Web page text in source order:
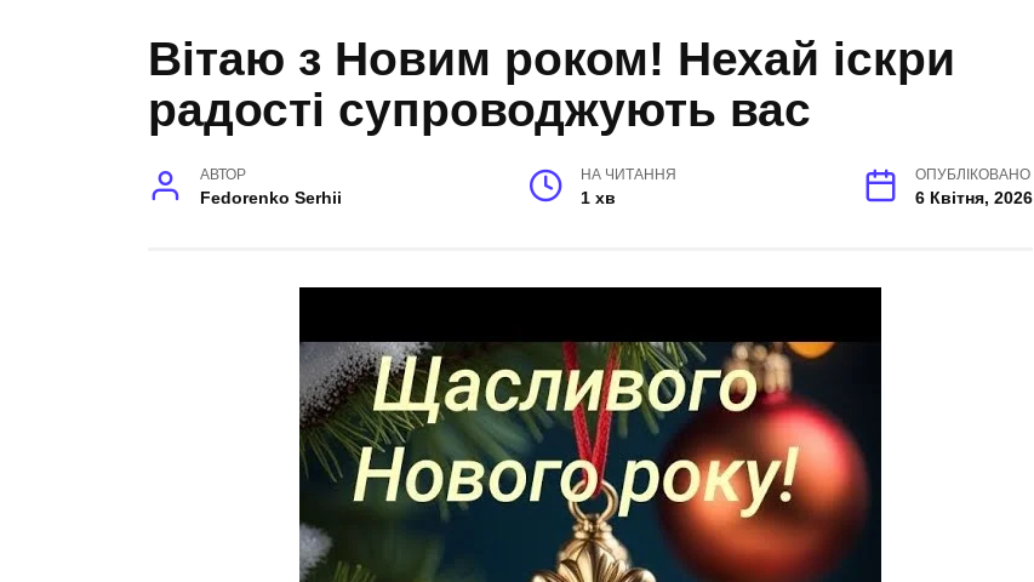
Вітаю з Новим роком! Нехай іскри
радості супроводжують вас
АВТОР
Fedorenko Serhii
НА ЧИТАННЯ
1 хв
ОПУБЛІКОВАНО
6 Квітня, 2026